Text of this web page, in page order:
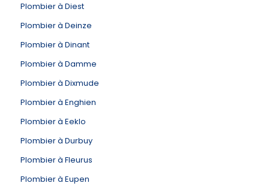
Plombier à Diest
Plombier à Deinze
Plombier à Dinant
Plombier à Damme
Plombier à Dixmude
Plombier à Enghien
Plombier à Eeklo
Plombier à Durbuy
Plombier à Fleurus
Plombier à Eupen